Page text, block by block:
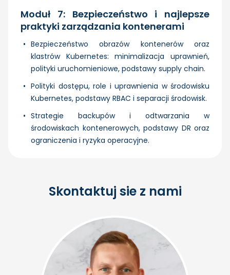
Moduł 7: Bezpieczeństwo i najlepsze
praktyki zarządzania kontenerami
Bezpieczeństwo obrazów kontenerów oraz
klastrów Kubernetes: minimalizacja uprawnień,
polityki uruchomieniowe, podstawy supply chain.
Polityki dostępu, role i uprawnienia w środowisku
Kubernetes, podstawy RBAC i separacji środowisk.
Strategie backupów i odtwarzania w
środowiskach kontenerowych, podstawy DR oraz
ograniczenia i ryzyka operacyjne.
Skontaktuj sie z nami